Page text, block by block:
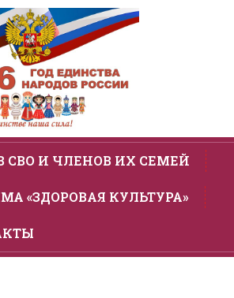
И ЧЛЕНОВ ИХ СЕМЕЙ
«ЗДОРОВАЯ КУЛЬТУРА»